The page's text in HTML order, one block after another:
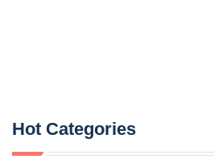
Hot Categories